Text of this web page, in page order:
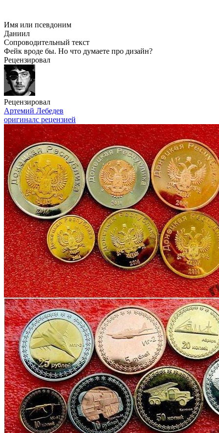
Имя или псевдоним
Даниил
Сопроводительный текст
Фейк вроде бы. Но что думаете про дизайн?
Рецензировал
Рецензировал
Артемий Лебедев
оригиналс рецензией